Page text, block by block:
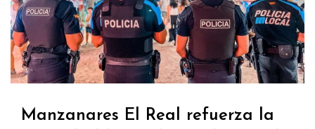
Manzanares El Real refuerza la